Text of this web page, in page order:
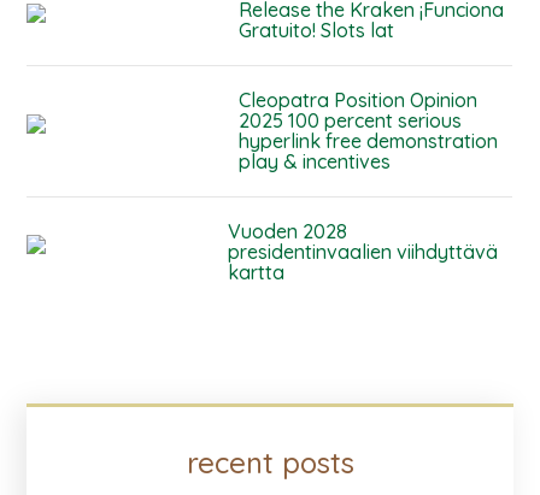
Release the Kraken ¡Funciona
Gratuito! Slots lat
Cleopatra Position Opinion
2025 100 percent serious
hyperlink free demonstration
play & incentives
Vuoden 2028
presidentinvaalien viihdyttävä
kartta
recent posts